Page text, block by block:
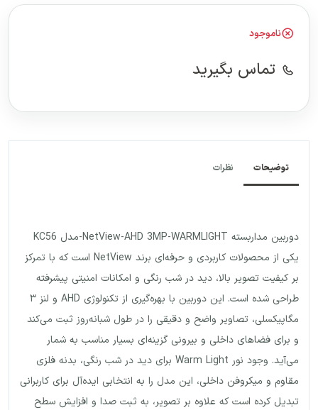
ناموجود
تماس بگیرید
توضیحات نظرات
دوربین مداربسته NetView-AHD 3MP-WARMLIGHT-مدل KC56
یکی از محصولات کاربردی و حرفه‌ای برند NetView است که با تمرکز
بر کیفیت تصویر بالا، دید در شب رنگی و امکانات امنیتی پیشرفته
طراحی شده است. این دوربین با بهره‌گیری از تکنولوژی AHD و لنز ۳
مگاپیکسلی، تصاویر واضح و دقیقی را در طول شبانه‌روز ثبت می‌کند
و برای فضاهای داخلی و بیرونی گزینه‌ای بسیار مناسب به شمار
می‌آید. وجود نور Warm Light برای دید در شب رنگی، بدنه فلزی
مقاوم و میکروفن داخلی، این مدل را به انتخابی ایده‌آل برای کاربرانی
تبدیل کرده است که علاوه بر تصویر، به ثبت صدا و افزایش سطح